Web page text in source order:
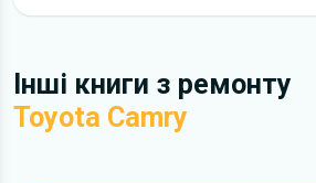
Інші книги з ремонту
Toyota Camry